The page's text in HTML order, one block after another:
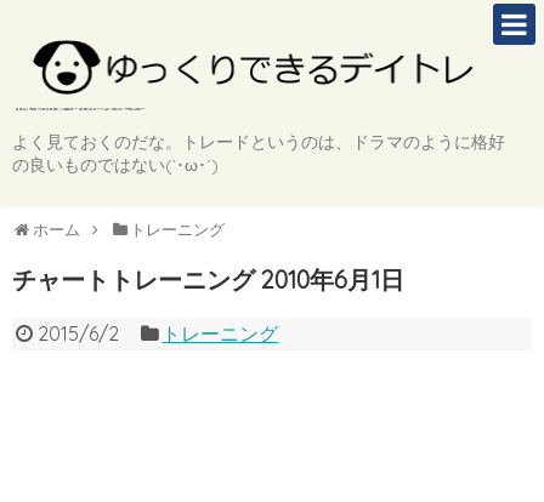
よく見ておくのだな。トレードというのは、ドラマのように格好
の良いものではない(`･ω･´)
ホーム トレーニング
チャートトレーニング 2010年6月1日
2015/6/2 トレーニング